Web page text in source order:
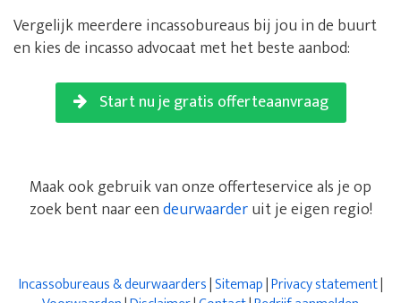
Vergelijk meerdere incassobureaus bij jou in de buurt
en kies de incasso advocaat met het beste aanbod:
Start nu je gratis offerteaanvraag
Maak ook gebruik van onze offerteservice als je op
zoek bent naar eendeurwaarderuit je eigen regio!
Incassobureaus & deurwaarders|Sitemap|Privacy statement|